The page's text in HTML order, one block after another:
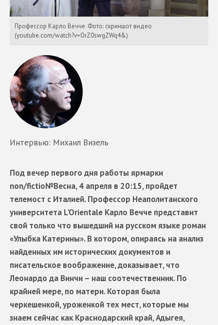
Профессор Карло Вечче. Фото: скриншот видео
(youtube.com/watch?v=OrZ0swgZWq4&)
Интервью: Михаил Визель
Под вечер первого дня работы ярмарки
non/fictio№Весна, 4 апреля в 20:15, пройдет
телемост с Италией. Профессор Неаполитанского
университета L'Orientale Карло Вечче представит
свой только что вышедший на русском языке роман
«Улыбка Катерины». В котором, опираясь на анализ
найденных им исторических документов и
писательское воображение, доказывает, что
Леонардо да Винчи – наш соотечественник. По
крайней мере, по матери. Которая была
черкешенкой, уроженкой тех мест, которые мы
знаем сейчас как Краснодарский край, Адыгея,